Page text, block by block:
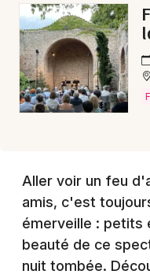
42 - Loire
Mon email
Aller voir un feu
amis, c'est
émerveille : petits
beauté de ce
nuit tombée.